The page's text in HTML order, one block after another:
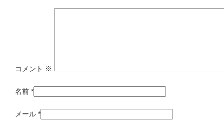
コメント ※
名前 *
メール *